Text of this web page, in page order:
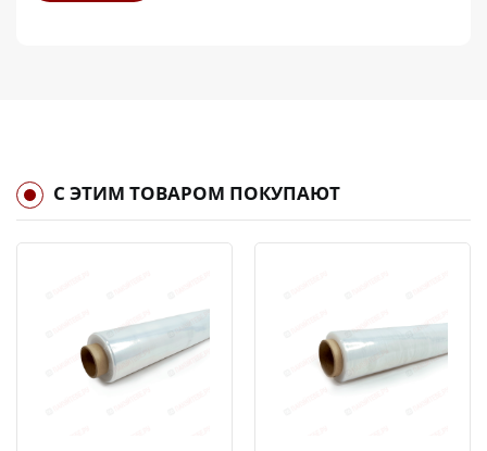
С ЭТИМ ТОВАРОМ ПОКУПАЮТ